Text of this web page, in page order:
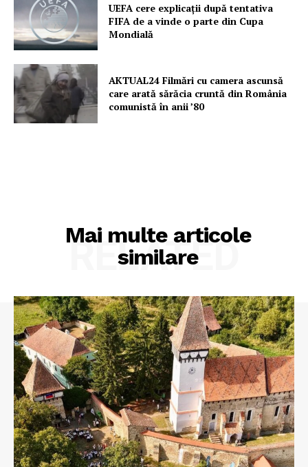
UEFA cere explicații după tentativa
FIFA de a vinde o parte din Cupa
Mondială
AKTUAL24 Filmări cu camera ascunsă
care arată sărăcia cruntă din România
comunistă în anii ’80
Mai multe articole
similare
RELATED